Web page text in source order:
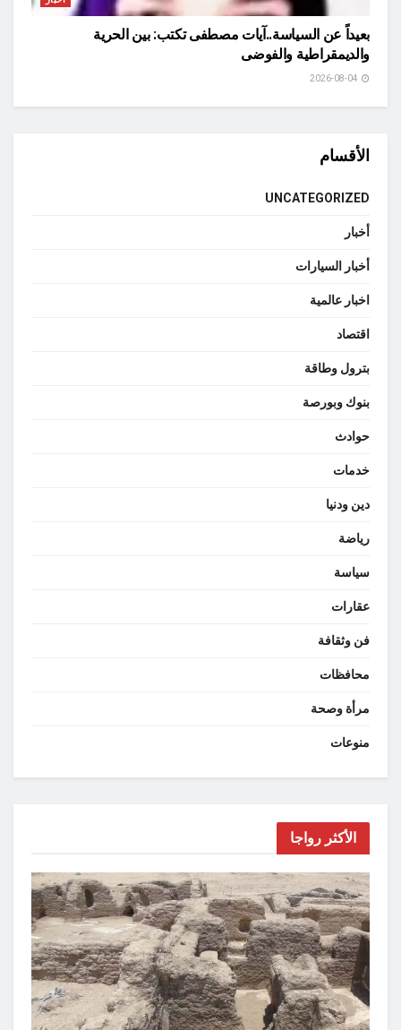
بعيداً عن السياسة..آيات مصطفى تكتب: بين الحرية
والديمقراطية والفوضى
الأقسام
UNCATEGORIZED
أخبار
أخبار السيارات
اخبار عالمية
اقتصاد
بترول وطاقة
بنوك وبورصة
حوادث
خدمات
دين ودنيا
رياضة
سياسة
عقارات
فن وثقافة
محافظات
مرأة وصحة
منوعات
الأكثر رواجا